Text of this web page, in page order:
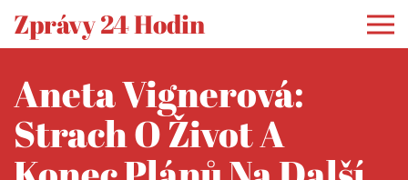
Zprávy 24 Hodin
Aneta Vignerová:
Strach O Život A